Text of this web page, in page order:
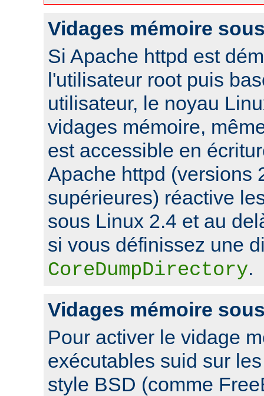
Vidages mémoire
Si Apache httpd est
l'utilisateur root puis
utilisateur, le noyau
vidages mémoire,
est accessible en
Apache httpd (versions
supérieures) réactive
sous Linux 2.4 et au
si vous définissez une
CoreDumpDirectory.
Vidages mémoire
Pour activer le vidage
exécutables suid sur
style BSD (comme